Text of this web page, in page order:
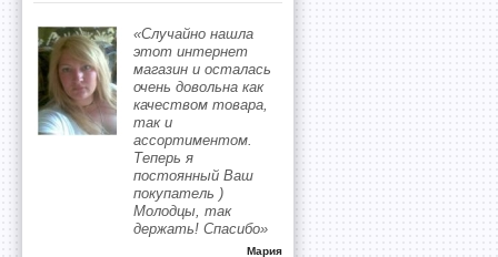
«Случайно нашла
этот интернет
магазин и осталась
очень довольна как
качеством товара,
так и
ассортиментом.
Теперь я
постоянный Ваш
покупатель )
Молодцы, так
держать! Спасибо»
Мария